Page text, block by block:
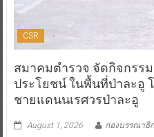
CSR
สมาคมตำรวจ จัดกิจกรรม
ประโยชน์ ในพื้นที่ป่าละอู
ชายแดนนเรศวรป่าละอู
August 1, 2026 กองบรรณาธิ